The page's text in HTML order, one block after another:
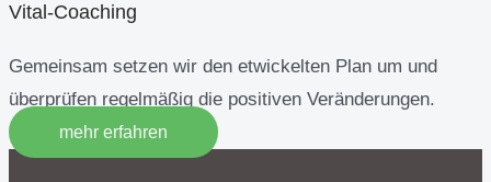
Vital-Coaching
Gemeinsam setzen wir den etwickelten Plan um und
überprüfen regelmäßig die positiven Veränderungen.
mehr erfahren